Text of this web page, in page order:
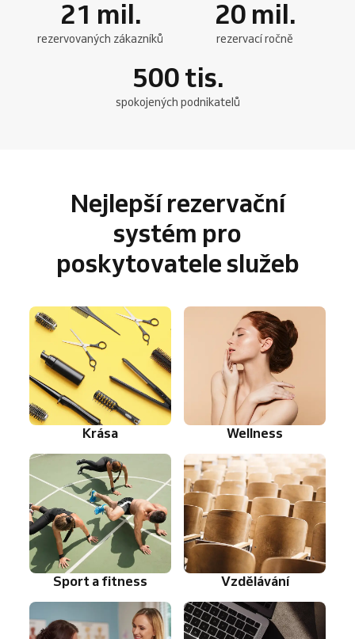
21 mil.
rezervovaných zákazníků
20 mil.
rezervací ročně
500tis.
spokojených podnikatelů
Nejlepší rezervační
systém pro
poskytovatele služeb
Krása Wellness
Sport a fitness Vzdělávání